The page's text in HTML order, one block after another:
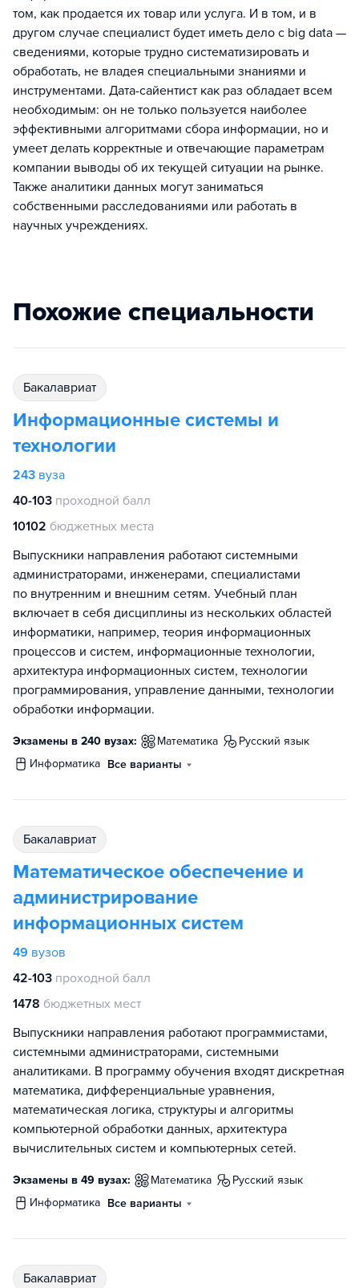
том, как продается их товар или услуга. И в том, и в
другом случае специалист будет иметь дело с big data —
сведениями, которые трудно систематизировать и
обработать, не владея специальными знаниями и
инструментами. Дата-сайентист как раз обладает всем
необходимым: он не только пользуется наиболее
эффективными алгоритмами сбора информации, но и
умеет делать корректные и отвечающие параметрам
компании выводы об их текущей ситуации на рынке.
Также аналитики данных могут заниматься
собственными расследованиями или работать в
научных учреждениях.
Похожие специальности
бакалавриат
Информационные системы и
технологии
243 вуза
40-103 проходной балл
10102 бюджетных места
Выпускники направления работают системными
администраторами, инженерами, специалистами
по внутренним и внешним сетям. Учебный план
включает в себя дисциплины из нескольких областей
информатики, например, теория информационных
процессов и систем, информационные технологии,
архитектура информационных систем, технологии
программирования, управление данными, технологии
обработки информации.
Экзамены в 240 вузах: математика
русский язык
информатика Все варианты
бакалавриат
Математическое обеспечение и
администрирование
информационных систем
49 вузов
42-103 проходной балл
1478 бюджетных мест
Выпускники направления работают программистами,
системными администраторами, системными
аналитиками. В программу обучения входят дискретная
математика, дифференциальные уравнения,
математическая логика, структуры и алгоритмы
компьютерной обработки данных, архитектура
вычислительных систем и компьютерных сетей.
Экзамены в 49 вузах: математика
русский язык
информатика Все варианты
бакалавриат